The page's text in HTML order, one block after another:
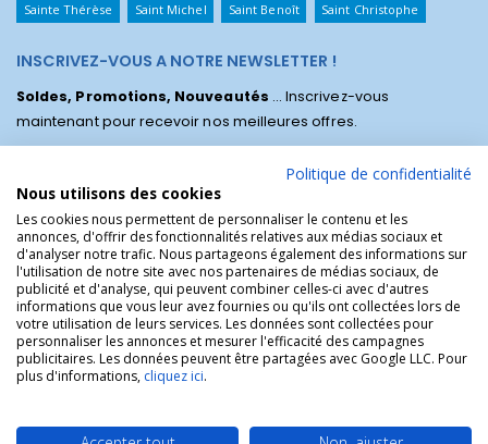
Sainte Thérèse Saint Michel Saint Benoît Saint Christophe
INSCRIVEZ-VOUS A NOTRE NEWSLETTER !
Soldes, Promotions, Nouveautés ... Inscrivez-vous
maintenant pour recevoir nos meilleures offres.
La Boutique des Chrétiens © | La boutique religieuse chrétienne de
référence !.
Politique de confidentialité
Nous utilisons des cookies
Les cookies nous permettent de personnaliser le contenu et les
annonces, d'offrir des fonctionnalités relatives aux médias sociaux et
d'analyser notre trafic. Nous partageons également des informations sur
l'utilisation de notre site avec nos partenaires de médias sociaux, de
publicité et d'analyse, qui peuvent combiner celles-ci avec d'autres
informations que vous leur avez fournies ou qu'ils ont collectées lors de
votre utilisation de leurs services. Les données sont collectées pour
personnaliser les annonces et mesurer l'efficacité des campagnes
publicitaires. Les données peuvent être partagées avec Google LLC. Pour
plus d'informations, cliquez ici.